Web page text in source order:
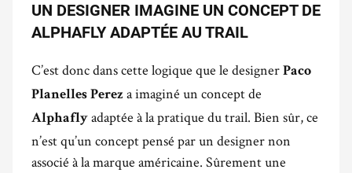
UN DESIGNER IMAGINE UN CONCEPT DE
ALPHAFLY ADAPTÉE AU TRAIL
C’est donc dans cette logique que le designer Paco
Planelles Perez a imaginé un concept de
Alphafly adaptée à la pratique du trail. Bien sûr, ce
n’est qu’un concept pensé par un designer non
associé à la marque américaine. Sûrement une